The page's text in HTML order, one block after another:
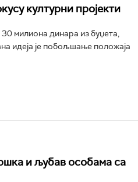
културни пројекти
милиона динара из буџета,
идеја је побољшање положаја
и љубав особама са